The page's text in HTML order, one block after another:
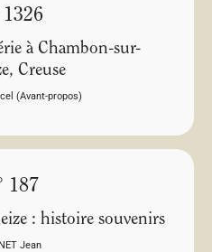
à Chambon-sur-
Creuse
(Avant-propos)
187
: histoire souvenirs
Jean